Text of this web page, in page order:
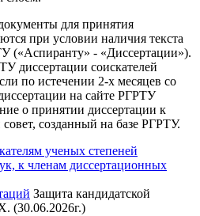
для принятия
при условии наличия текста
(«Аспиранту» - «Диссертации»).
диссертации соискателей
по истечении 2-х месяцев со
на сайте РГРТУ
о принятии диссертации к
созданный на базе РГРТУ.
ученых степеней
к членам диссертационных
Защита кандидатской
(30.06.2026г.)